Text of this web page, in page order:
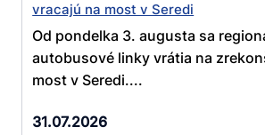
vracajú na most v Seredi
Od pondelka 3. augusta sa
autobusové linky vrátia na
most v Seredi....
31.07.2026